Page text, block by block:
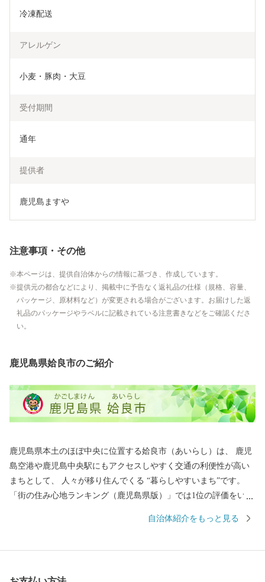
冷凍配送
アレルゲン
小麦・豚肉・大豆
受付期間
通年
提供者
鹿児島ますや
注意事項・その他
本ページは、提供自治体からの情報に基づき、作成しています。
提供元の都合などにより、掲載中に予告なく返礼品の仕様（規格、容量、
パッケージ、原材料など）が変更される場合がございます。お届けした返
礼品のパッケージやラベルに記載されている注意書きなどをご確認くださ
い。
鹿児島県姶良市のご紹介
鹿児島県本土のほぼ中央に位置する姶良市（あいらし）は、 鹿児
島空港や鹿児島中央駅にもアクセスしやすく交通の利便性が高い
まちとして、 人々が移り住んでくる “暮らしやすいまち”です。
「街の住み心地ランキング（鹿児島県版）」では1位の評価をいた
一方で、 街の中心部は大型商業施設や飲食店も増え賑わいを増し
自治体紹介をもっと見る